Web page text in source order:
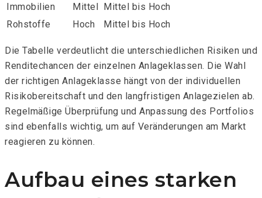
Immobilien Mittel
Mittel bis Hoch
Rohstoffe
Hoch Mittel bis Hoch
Die Tabelle verdeutlicht die unterschiedlichen Risiken und
Renditechancen der einzelnen Anlageklassen. Die Wahl
der richtigen Anlageklasse hängt von der individuellen
Risikobereitschaft und den langfristigen Anlagezielen ab.
Regelmäßige Überprüfung und Anpassung des Portfolios
sind ebenfalls wichtig, um auf Veränderungen am Markt
reagieren zu können.
Aufbau eines starken